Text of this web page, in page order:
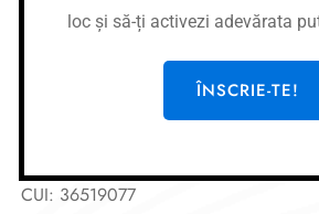
Workshop-uri
CUI: 36519077
loc și să-ți activezi adevărata
ÎNSCRIE-TE!